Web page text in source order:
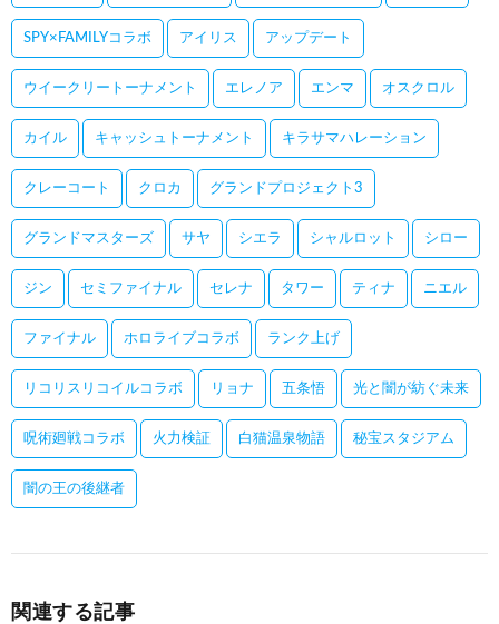
SPY×FAMILYコラボ アイリス アップデート
ウイークリートーナメント エレノア エンマ オスクロル
カイル キャッシュトーナメント キラサマハレーション
クレーコート クロカ グランドプロジェクト3
グランドマスターズ サヤ シエラ シャルロット シロー
ジン セミファイナル セレナ タワー ティナ ニエル
ファイナル ホロライブコラボ ランク上げ
リコリスリコイルコラボ リョナ 五条悟 光と闇が紡ぐ未来
呪術廻戦コラボ 火力検証 白猫温泉物語 秘宝スタジアム
闇の王の後継者
関連する記事